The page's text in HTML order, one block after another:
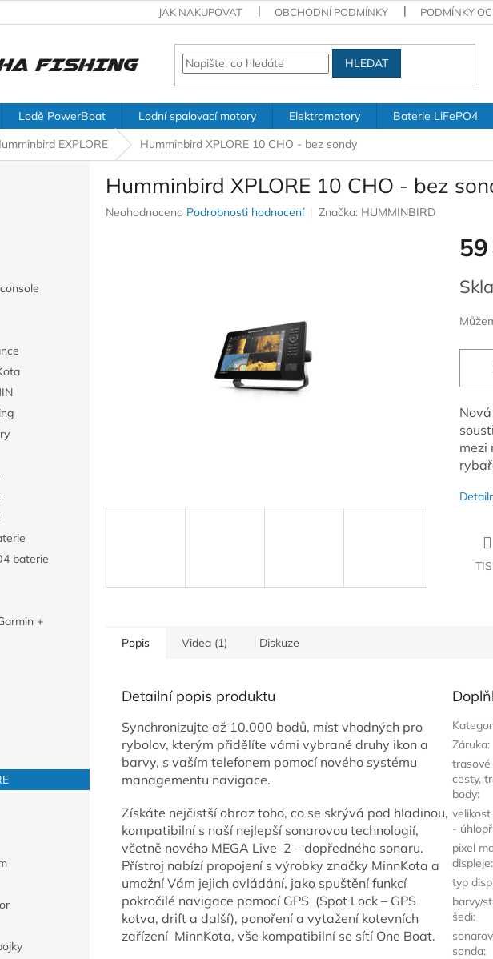
JAK NAKUPOVAT OBCHODNÍ PODMÍNKY PODMÍNKY
HLEDAT
Lodě PowerBoat Lodní spalovací motory Elektromotory Baterie LiFePO4
EXPLORE Humminbird XPLORE 10 CHO - bez sondy
baterie
+
Humminbird XPLORE 10 CHO - bez
Průměrné
Neohodnoceno Podrobnosti hodnocení Značka: HUMMINBIRD
cena:
mezi
Popis Videa (1) Diskuze
Detailní popis produktu
Synchronizujte až 10.000 bodů, míst vhodných pro
rybolov, kterým přidělíte vámi vybrané druhy ikon a
barvy, s vaším telefonem pomocí nového systému
managementu navigace.
Získáte nejčistší obraz toho, co se skrývá pod hladinou,
kompatibilní s naší nejlepší sonarovou technologií,
včetně nového MEGA Live 2 – dopředného sonaru.
Přístroj nabízí propojení s výrobky značky MinnKota a
umožní Vám jejich ovládání, jako spuštění funkcí
pokročilé navigace pomocí GPS (Spot Lock – GPS
kotva, drift a další), ponoření a vytažení kotevních
zařízení MinnKota, vše kompatibilní se sítí One Boat.
Záruka:
trasové
cesty,
body:
velikost
-
pixel
displeje:
typ
barvy/
šedi:
sonda: